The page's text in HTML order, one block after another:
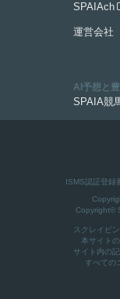
SPAIAch
運営会社
AI予想と
SPAIA競
ISMS認証登録
Copyright©
スクレイピ
本サイト
サイト内の
すべての